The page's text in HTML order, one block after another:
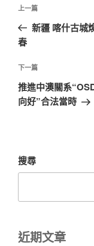
導
覽
上
一
篇
章
上一篇
新疆 喀什古城
春
下
一
篇
下一篇
推進中澳關系
向好”合法當時
搜尋
近期文章